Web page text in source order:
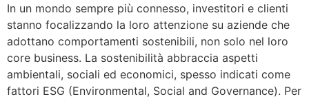
In un mondo sempre più connesso, investitori e clienti
stanno focalizzando la loro attenzione su aziende che
adottano comportamenti sostenibili, non solo nel loro
core business. La sostenibilità abbraccia aspetti
ambientali, sociali ed economici, spesso indicati come
fattori ESG (Environmental, Social and Governance). Per